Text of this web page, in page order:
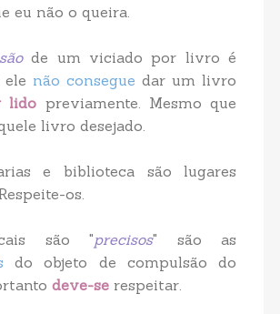
eu não o queira.
de um viciado por livro é
ele não consegue dar um livro
lido previamente. Mesmo que
livro desejado.
e biblioteca são lugares
os.
são "precisos" são as
do objeto de compulsão do
deve-serespeitar.